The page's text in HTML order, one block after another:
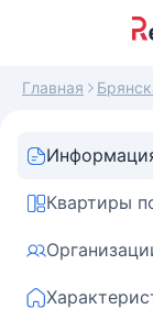
Главная
Квартиры